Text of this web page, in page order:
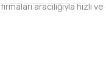
firmaları aracılığıyla